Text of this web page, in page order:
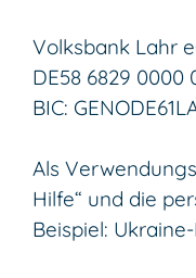
Volksbank Lahr
DE58 6829 0000
BIC:
Als
Hilfe“ und die
Beispiel: